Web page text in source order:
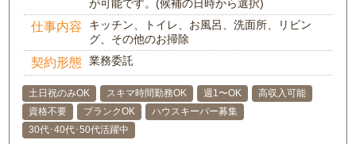
が可能です。(候補の日時から選択)
仕事内容
キッチン、トイレ、お風呂、洗面所、リビン
グ、その他のお掃除
契約形態 業務委託
土日祝のみOK スキマ時間勤務OK 週1〜OK
高収入可能
資格不要
ブランクOK
ハウスキーパー募集
30代･40代･50代活躍中